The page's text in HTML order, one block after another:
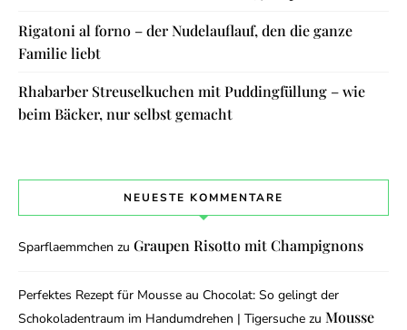
Rigatoni al forno – der Nudelauflauf, den die ganze
Familie liebt
Rhabarber Streuselkuchen mit Puddingfüllung – wie
beim Bäcker, nur selbst gemacht
NEUESTE KOMMENTARE
Sparflaemmchen zu Graupen Risotto mit Champignons
Perfektes Rezept für Mousse au Chocolat: So gelingt der
Schokoladentraum im Handumdrehen | Tigersuche zu Mousse